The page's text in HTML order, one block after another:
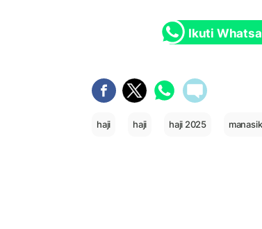
Ikuti
haji haji haji 2025